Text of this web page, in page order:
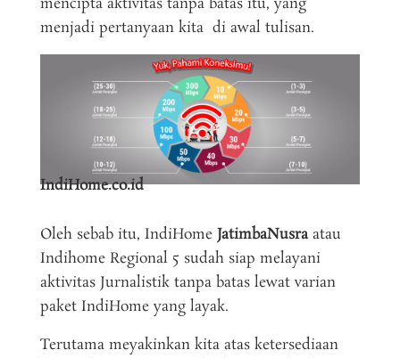
menjadi pertanyaan kita di awal tulisan.
IndiHome.co.id
Oleh sebab itu, IndiHome JatimbaNusraatau
Indihome Regional 5 sudah siap melayani
aktivitas Jurnalistik tanpa batas lewat varian
paket IndiHome yang layak.
Terutama meyakinkan kita atas ketersediaan